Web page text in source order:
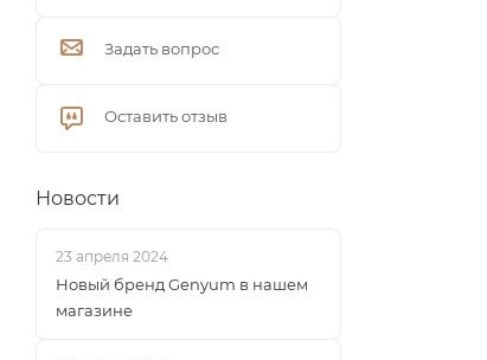
Задать вопрос
Оставить отзыв
Новости
23 апреля 2024
Новый бренд Genyum в нашем
магазине